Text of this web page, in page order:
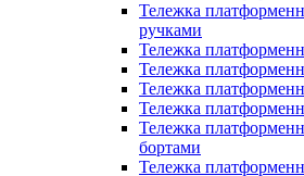
Тележка
ручками
Тележка
Тележка
Тележка
Тележка
Тележка
бортами
Тележка